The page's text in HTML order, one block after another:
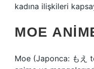
kadına ilişkileri
MOE
Moe (Japonca: もえ